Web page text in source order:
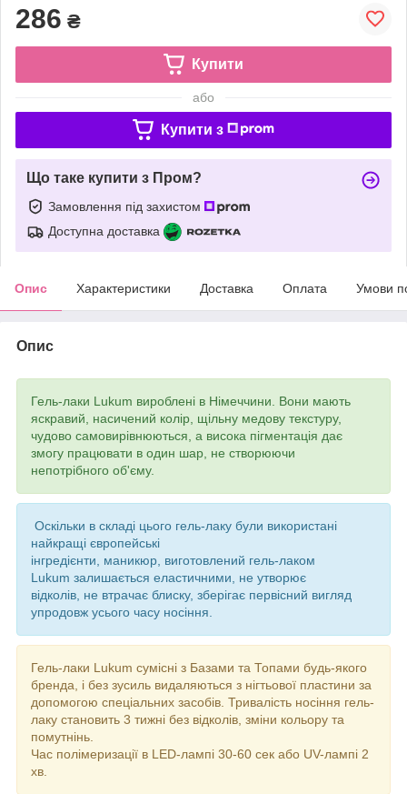
286 ₴
Купити
або
Купити з
Що таке купити з Пром?
Замовлення під захистом
Доступна доставка
Опис Характеристики Доставка Оплата Умови
Опис
Гель-лаки Lukum вироблені в Німеччини. Вони мають
яскравий, насичений колір, щільну медову текстуру,
чудово самовирівнюються, а висока пігментація дає
змогу працювати в один шар, не створюючи
непотрібного об'єму.
Оскільки в складі цього гель-лаку були використані
найкращі європейські
інгредієнти, маникюр, виготовлений гель-лаком
Lukum залишається еластичними, не утворює
відколів, не втрачає блиску, зберігає первісний вигляд
упродовж усього часу носіння.
Гель-лаки Lukum сумісні з Базами та Топами будь-якого
бренда, і без зусиль видаляються з нігтьової пластини за
допомогою спеціальних засобів. Тривалість носіння гель-
лаку становить 3 тижні без відколів, зміни кольору та
помутнінь.
Час полімеризації в LED-лампі 30-60 сек або UV-лампі 2
хв.